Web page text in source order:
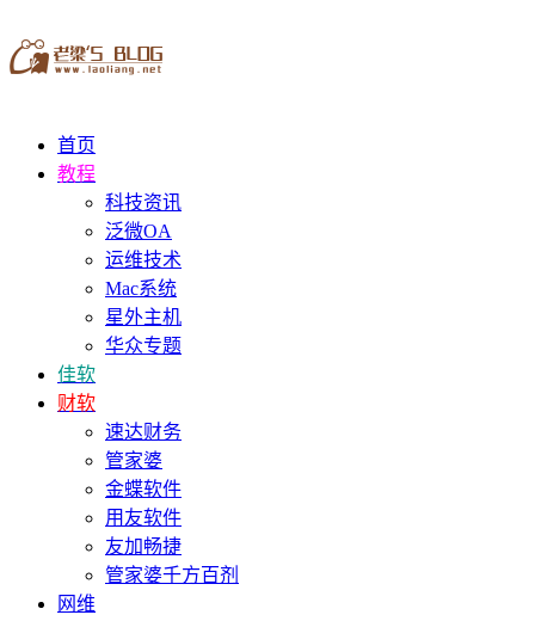
首页
教程
科技资讯
泛微OA
运维技术
Mac系统
星外主机
华众专题
佳软
财软
速达财务
管家婆
金蝶软件
用友软件
友加畅捷
管家婆千方百剂
网维